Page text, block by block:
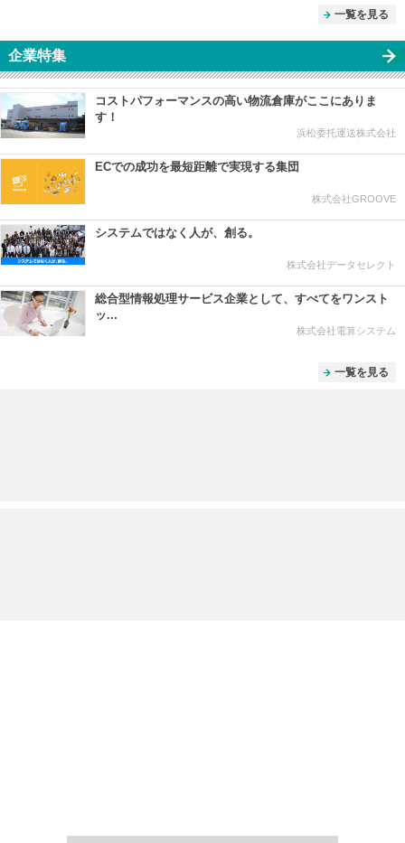
一覧を見る
企業特集
コストパフォーマンスの高い物流倉庫がここにありま
す！
浜松委托運送株式会社
ECでの成功を最短距離で実現する集団
株式会社GROOVE
システムではなく人が、創る。
株式会社データセレクト
総合型情報処理サービス企業として、すべてをワンスト
ッ...
株式会社電算システム
一覧を見る